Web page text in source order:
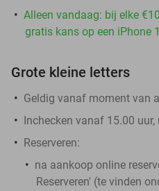
Alleen vandaag: bij elke
gratis kans op een iPhone
Grote kleine letters
Geldig vanaf moment van
Inchecken vanaf 15.00
Reserveren:
na aankoop online
Reserveren' (te vinden